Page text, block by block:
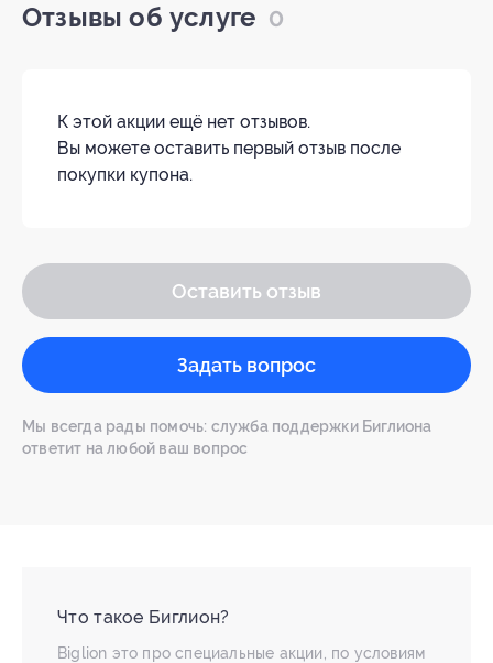
Отзывы об услуге 0
К этой акции ещё нет отзывов.
Вы можете оставить первый отзыв после
покупки купона.
Оставить отзыв
Задать вопрос
Мы всегда рады помочь: служба поддержки Биглиона
ответит на любой ваш вопрос
Что такое Биглион?
Biglion это про специальные акции, по условиям